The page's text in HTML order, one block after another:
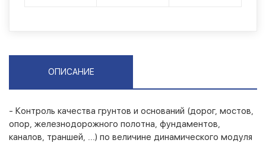
ОПИСАНИЕ
- Контроль качества грунтов и оснований (дорог, мостов,
опор, железнодорожного полотна, фундаментов,
каналов, траншей, ...) по величине динамического модуля